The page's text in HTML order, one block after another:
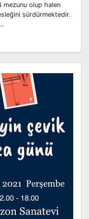
mezunu olup halen
sürdürmektedir.